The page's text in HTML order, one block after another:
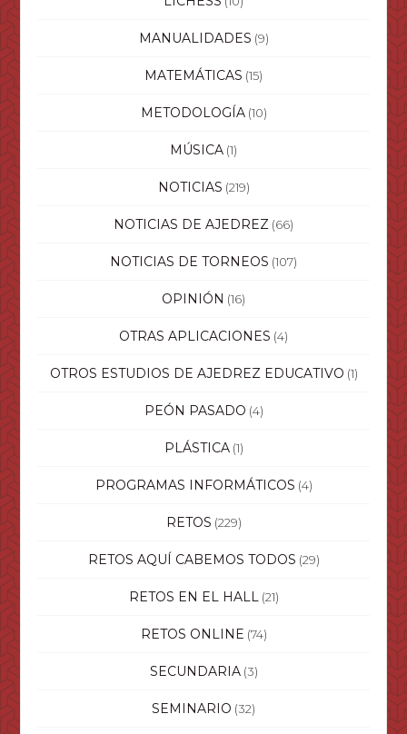
MANUALIDADES (9)
MATEMÁTICAS (15)
METODOLOGÍA(10)
MÚSICA (1)
NOTICIAS (219)
NOTICIAS DE AJEDREZ (66)
NOTICIAS DE TORNEOS (107)
OPINIÓN (16)
OTRAS APLICACIONES (4)
OTROS ESTUDIOS DE AJEDREZ EDUCATIVO (1)
PEÓN PASADO (4)
PLÁSTICA(1)
PROGRAMAS INFORMÁTICOS (4)
RETOS (229)
RETOS AQUÍ CABEMOS TODOS (29)
RETOS EN EL HALL (21)
RETOS ONLINE (74)
SECUNDARIA(3)
SEMINARIO (32)